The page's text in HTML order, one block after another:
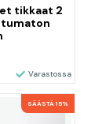
tikkaat 2
Varastossa
SÄÄSTÄ 15%